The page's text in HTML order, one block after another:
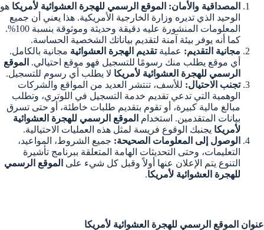
المصداقية والأمان: الموقع الرسمي للهجرة العشوائية لأمريكا هو
الوحيد الذي تديره وزارة الخارجية الأمريكية. هذا يعني أن جميع
المعلومات المنشورة عليه دقيقة وحديثة وموثوقة بنسبة 100%.
كما أنه يوفر بيئة آمنة لتقديم بياناتك الشخصية الحساسة.
مجانية التقديم: عمليةتقديم الهجرة العشوائية مجانية بالكامل.
أي موقع يطلب منك رسومًا للتسجيل فهو موقع احتيالي. الموقع
الرسمي للهجرة العشوائية لأمريكا لا يطلب أي رسوم للتسجيل.
تجنب الاحتيال: للأسف، تنتشر العديد من المواقع والشركات
الوهمية التي تدعي تقديم خدمة التسجيل في اللوتري، وتطلب
مبالغ مالية كبيرة، أو تقوم بتقديم طلبات خاطئة، أو حتى تسرق
بيانات المتقدمين. استخدام الموقع الرسمي للهجرة العشوائية
لأمريكا يجنبك الوقوع فريسة لمثل هذه العمليات الاحتيالية.
الوصول إلى المعلومات الصحيحة: جميع الشروط، المواعيد،
التعليمات، وحتى التحديثات الهامة المتعلقة ببرنامج تأشيرة
التنوع يتم الإعلان عنها أولاً وقبل كل شيء على الموقع الرسمي
للهجرة العشوائية لأمريكا.
عنوان الموقع الرسمي للهجرة العشوائية لأمريكا